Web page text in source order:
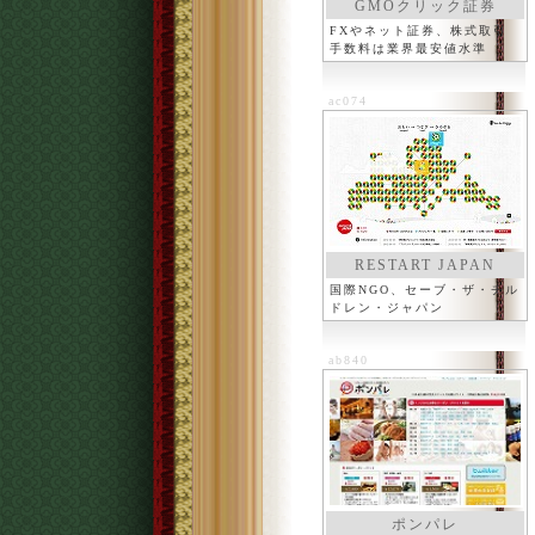
GMOクリック証券
FXやネット証券、株式取引
手数料は業界最安値水準
ac074
RESTART JAPAN
国際NGO、セーブ・ザ・チル
ドレン・ジャパン
ab840
ポンパレ